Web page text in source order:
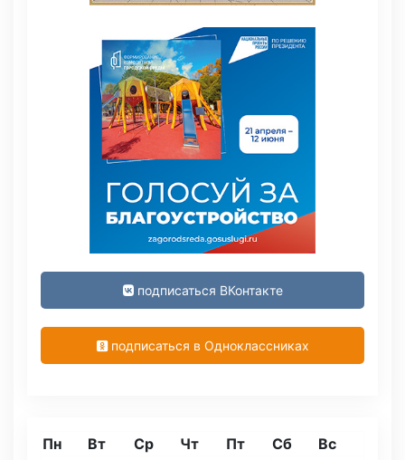
подписаться ВКонтакте
подписаться в Одноклассниках
Пн Вт Ср Чт Пт Сб Вс